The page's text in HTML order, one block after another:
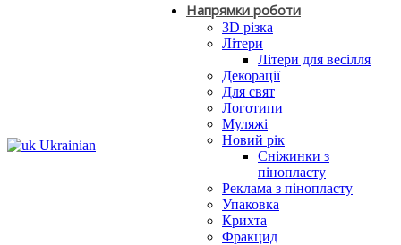
Ukrainian
Напрямки роботи
3D різка
Літери
Літери для весілля
Декорації
Для свят
Логотипи
Муляжі
Новий рік
Сніжинки з
пінопласту
Реклама з пінопласту
Упаковка
Крихта
Фракцид